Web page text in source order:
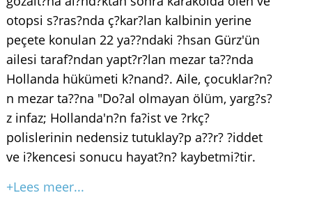
otopsi s?ras?nda ç?kar?lan kalbinin yerine
peçete konulan 22 ya??ndaki ?hsan Gürz'ün
ailesi taraf?ndan yapt?r?lan mezar ta??nda
Hollanda hükümeti k?nand?. Aile, çocuklar?n?
n mezar ta??na "Do?al olmayan ölüm, yarg?s?
z infaz; Hollanda'n?n fa?ist ve ?rkç?
polislerinin nedensiz tutuklay?p a??r? ?iddet
ve i?kencesi sonucu hayat?n? kaybetmi?tir.
+Lees meer...